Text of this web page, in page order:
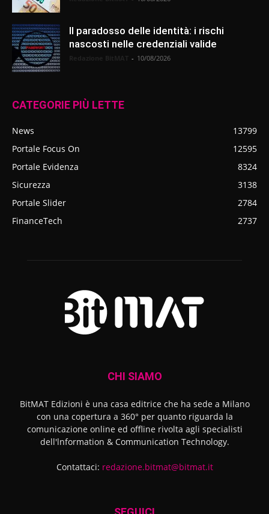
Il paradosso delle identità: i rischi
nascosti nelle credenziali valide
- 10/08/2026
CATEGORIE PIÙ LETTE
News
13799
Portale Focus On
12595
Portale Evidenza
8324
Sicurezza
3138
Portale Slider
2784
FinanceTech
2737
CHI SIAMO
BitMAT Edizioni è una casa editrice che ha sede a Milano
con una copertura a 360° per quanto riguarda la
comunicazione online ed offline rivolta agli specialisti
dell'lnformation & Communication Technology.
Contattaci: redazione.bitmat@bitmat.it